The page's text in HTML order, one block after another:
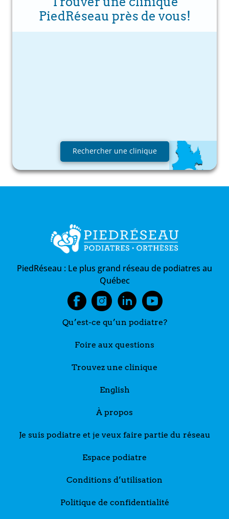
PiedRéseau près de vous!
Rechercher une clinique
PiedRéseau : Le plus grand réseau de podiatres au
Québec
Qu’est-ce qu’un podiatre?
Foire aux questions
Trouvez une clinique
English
À propos
Je suis podiatre et je veux faire partie du réseau
Espace podiatre
Conditions d’utilisation
Politique de confidentialité